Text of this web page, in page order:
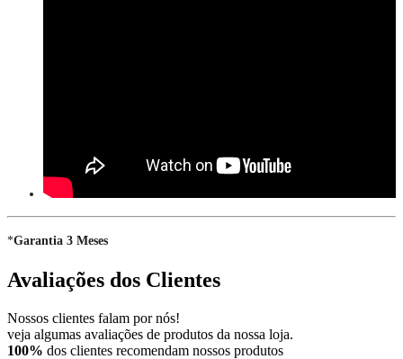
*Garantia 3 Meses
Avaliações dos Clientes
Nossos clientes falam por nós!
veja algumas avaliações de produtos da nossa loja.
100% dos clientes recomendam nossos produtos